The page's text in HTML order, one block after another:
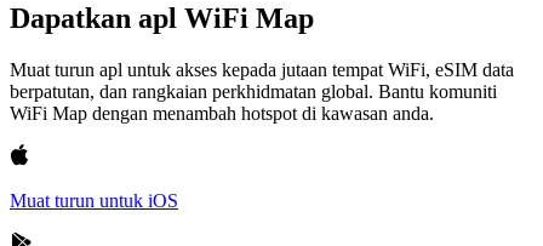
Dapatkan apl WiFi Map
Muat turun apl untuk akses kepada jutaan tempat WiFi, eSIM data
berpatutan, dan rangkaian perkhidmatan global. Bantu komuniti
WiFi Map dengan menambah hotspot di kawasan anda.
Muat turun untuk iOS